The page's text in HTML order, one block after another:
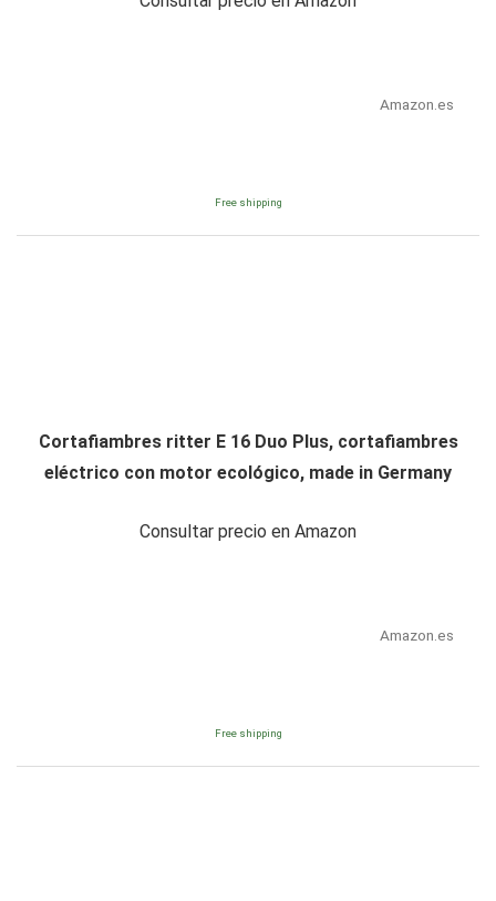
Amazon.es
Free shipping
Cortafiambres ritter E 16 Duo Plus, cortafiambres
eléctrico con motor ecológico, made in Germany
Consultar precio en Amazon
Amazon.es
Free shipping